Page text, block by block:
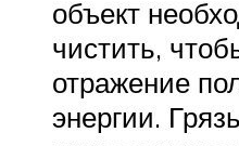
объект
чистить,
отражение
энергии.